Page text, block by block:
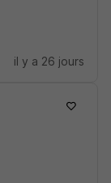
il y a 26 jours